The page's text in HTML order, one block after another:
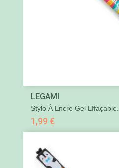
LEGAMI
Stylo À Encre Gel Effaçable...
1,99 €